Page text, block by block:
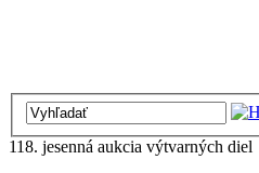
118. jesenná aukcia výtvarných diel